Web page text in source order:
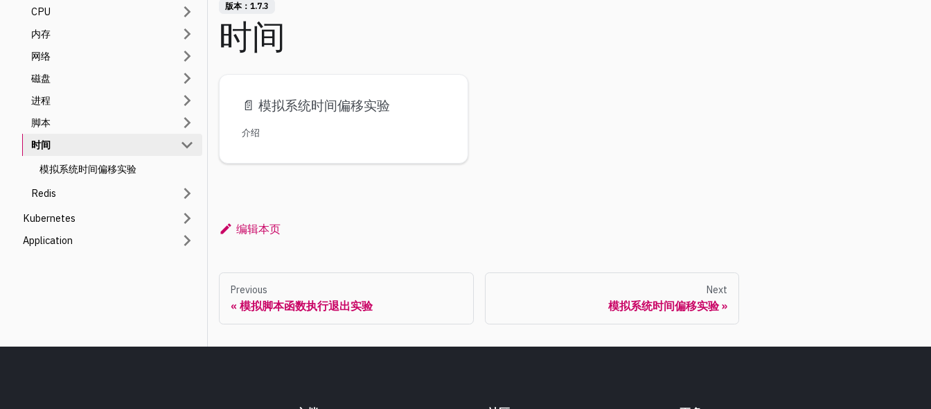
CPU
内存
网络
磁盘
进程
脚本
时间
模拟系统时间偏移实验
Redis
Kubernetes
Application
版本：1.7.3
时间
📄️ 模拟系统时间偏移实验
介绍
编辑本页
Previous
模拟脚本函数执行退出实验
Next
模拟系统时间偏移实验